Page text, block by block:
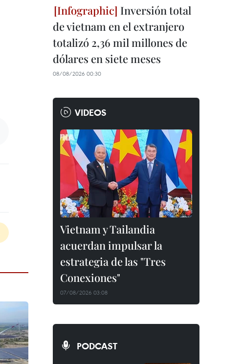
Inversión total
de vietnam en el extranjero
totalizó 2,36 mil millones de
dólares en siete meses
08/08/2026 00:30
VIDEOS
Vietnam y Tailandia
acuerdan impulsar la
estrategia de las "Tres
Conexiones"
07/08/2026 03:08
PODCAST